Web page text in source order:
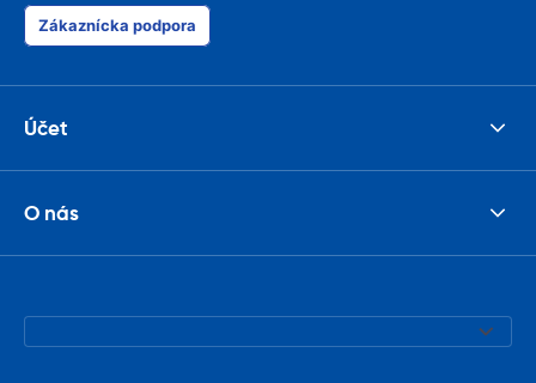
Zákaznícka podpora
Účet
O nás